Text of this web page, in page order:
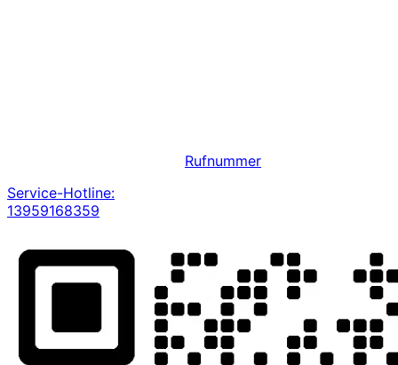
Rufnummer
Service-Hotline:
13959168359